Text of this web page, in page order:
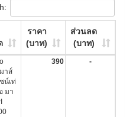
ราคา
(บาท)
ส่วนลด
(บาท)
าส์
น์เท่
มา
390 -